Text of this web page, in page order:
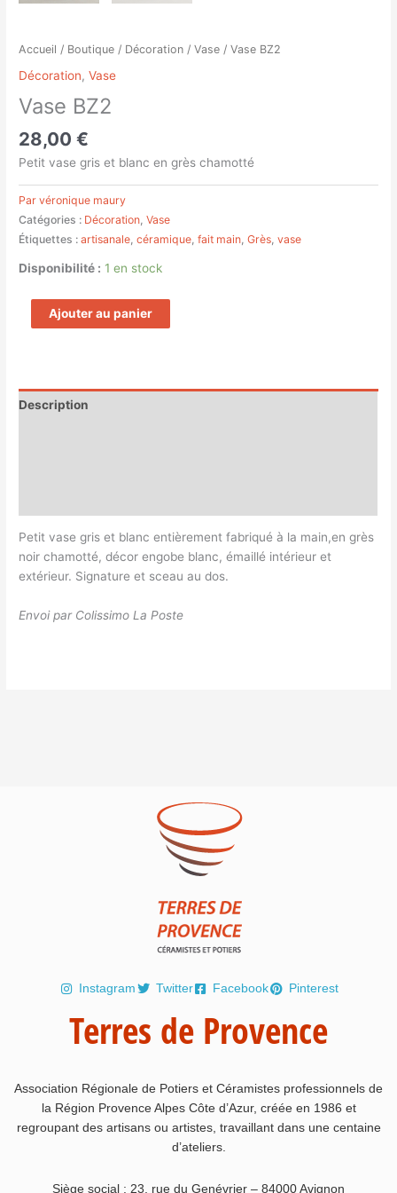
Accueil / Boutique / Décoration /Vase / Vase BZ2
Décoration,Vase
Vase BZ2
28,00€
Petit vase gris et blanc en grès chamotté
Par véronique maury
Catégories : Décoration ,Vase
Étiquettes :artisanale ,céramique ,fait main ,Grès ,vase
Disponibilité : 1 en stock
Ajouter au panier
Description
Petit vase gris et blanc entièrement fabriqué à la main,en grès
noir chamotté, décor engobe blanc, émaillé intérieur et
extérieur. Signature et sceau au dos.
Envoi par Colissimo La Poste
Instagram Twitter Facebook Pinterest
Terres de Provence
Association Régionale de Potiers et Céramistes professionnels de
la Région Provence Alpes Côte d’Azur, créée en 1986 et
regroupant des artisans ou artistes, travaillant dans une centaine
d’ateliers.
Siège social : 23, rue du Genévrier – 84000 Avignon